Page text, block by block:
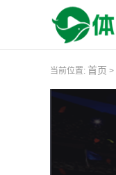
当前位置: 首页 >